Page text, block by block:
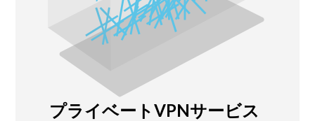
プライベートVPNサービス